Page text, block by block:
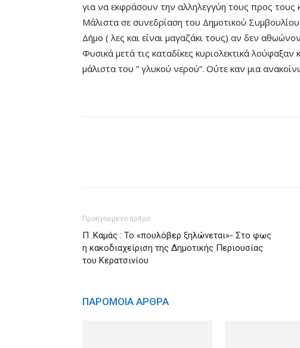
για να εκφράσουν την αλληλεγγύη τους προς τους
Μάλιστα σε συνεδρίαση του Δημοτικού
Δήμο ( λες και είναι μαγαζάκι τους) αν δεν
Φυσικά μετά τις καταδίκες κυριολεκτικά λούφαξαν
μάλιστα του ” γλυκού νερού”. Ούτε καν μια
Προηγούμενο άρθρο
Π .Καμάς : Το «πουλόβερ ξηλώνεται»- Στο φως
η κακοδιαχείριση της Δημοτικής Περιουσίας
του Κερατσινίου
ΠΑΡΟΜΟΙΑ ΑΡΘΡΑ